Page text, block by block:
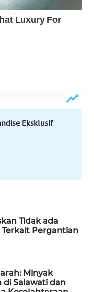
Eksklusif
Tidak ada
Pergantian
Minyak
di Salawati dan